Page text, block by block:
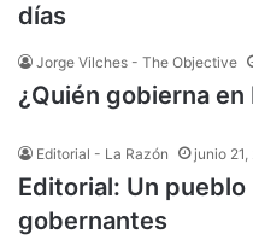
días
Jorge Vilches - The Objective
¿Quién gobierna en
Editorial - La Razón junio
Editorial: Un
gobernantes